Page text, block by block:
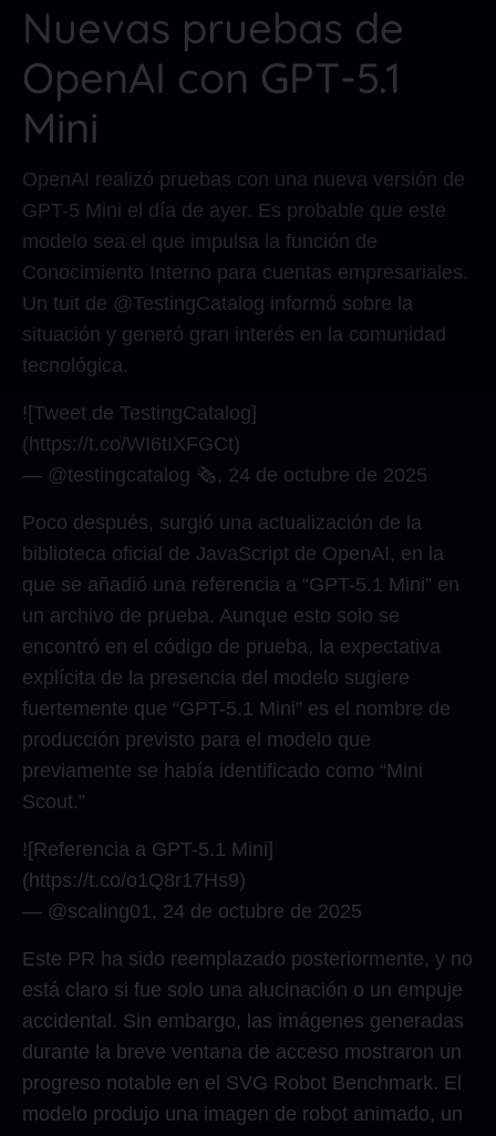
Nuevas pruebas de
OpenAI con GPT-5.1
Mini
OpenAI realizó pruebas con una nueva versión de
GPT-5 Mini el día de ayer. Es probable que este
modelo sea el que impulsa la función de
Conocimiento Interno para cuentas empresariales.
Un tuit de @TestingCatalog informó sobre la
situación y generó gran interés en la comunidad
tecnológica.
![Tweet de TestingCatalog]
(https://t.co/WI6tIXFGCt)
— @testingcatalog 🗞, 24 de octubre de 2025
Poco después, surgió una actualización de la
biblioteca oficial de JavaScript de OpenAI, en la
que se añadió una referencia a “GPT-5.1 Mini” en
un archivo de prueba. Aunque esto solo se
encontró en el código de prueba, la expectativa
explícita de la presencia del modelo sugiere
fuertemente que “GPT-5.1 Mini” es el nombre de
producción previsto para el modelo que
previamente se había identificado como “Mini
Scout.”
![Referencia a GPT-5.1 Mini]
(https://t.co/o1Q8r17Hs9)
— @scaling01, 24 de octubre de 2025
Este PR ha sido reemplazado posteriormente, y no
está claro si fue solo una alucinación o un empuje
accidental. Sin embargo, las imágenes generadas
durante la breve ventana de acceso mostraron un
progreso notable en el SVG Robot Benchmark. El
modelo produjo una imagen de robot animado, un